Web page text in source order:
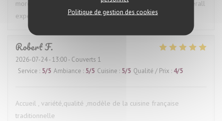
Politique de gestion des cookies
more proactively, it would have made for a much better overall
experience.
RobertF
2026-07-24- 13:00 - Couverts 1
Service : 5/5 Ambiance : 5/5 Cuisine : 5/5 Qualité / Prix : 4/5
Accueil , variété,qualité ,modèle de la cuisine française
traditionnelle